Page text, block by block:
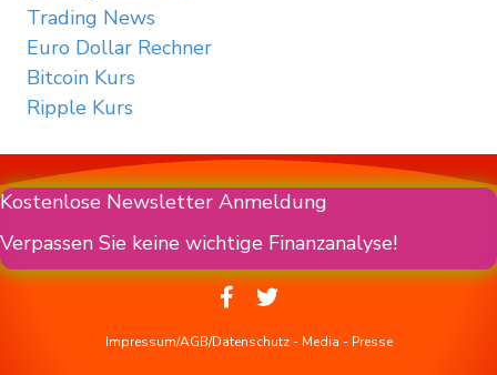
Trading News
Euro Dollar Rechner
Bitcoin Kurs
Ripple Kurs
Kostenlose Newsletter Anmeldung
Verpassen Sie keine wichtige Finanzanalyse!
Impressum/AGB/Datenschutz- Media - Presse